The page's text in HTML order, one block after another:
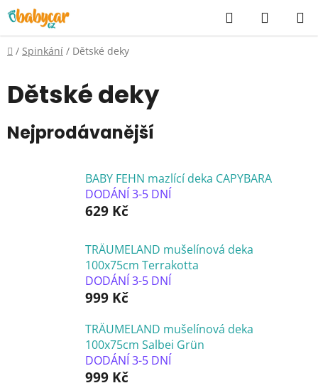
Přejít
na
obsah
Hledat
KOŠÍK
Domů
/ Spinkání / Dětské deky
Dětské deky
Nejprodávanější
BABY FEHN mazlící deka CAPYBARA
DODÁNÍ 3-5 DNÍ
629 Kč
TRÄUMELAND mušelínová deka
100x75cm Terrakotta
DODÁNÍ 3-5 DNÍ
999 Kč
TRÄUMELAND mušelínová deka
100x75cm Salbei Grün
DODÁNÍ 3-5 DNÍ
999 Kč